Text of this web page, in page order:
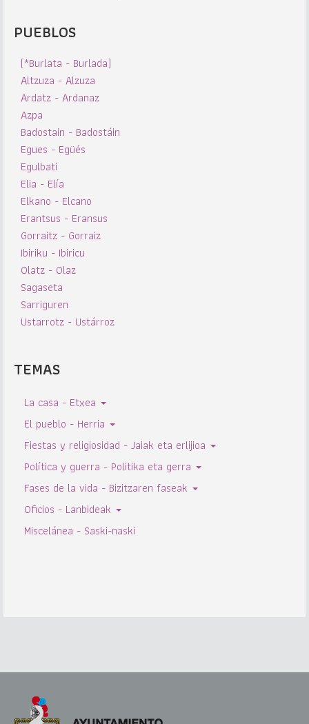
PUEBLOS
(*Burlata - Burlada)
Altzuza - Alzuza
Ardatz - Ardanaz
Azpa
Badostain - Badostáin
Egues - Egüés
Egulbati
Elia - Elía
Elkano - Elcano
Erantsus - Eransus
Gorraitz - Gorraiz
Ibiriku - Ibiricu
Olatz - Olaz
Sagaseta
Sarriguren
Ustarrotz - Ustárroz
TEMAS
La casa - Etxea
El pueblo - Herria
Fiestas y religiosidad - Jaiak eta erlijioa
Política y guerra - Politika eta gerra
Fases de la vida - Bizitzaren faseak
Oficios - Lanbideak
Miscelánea - Saski-naski